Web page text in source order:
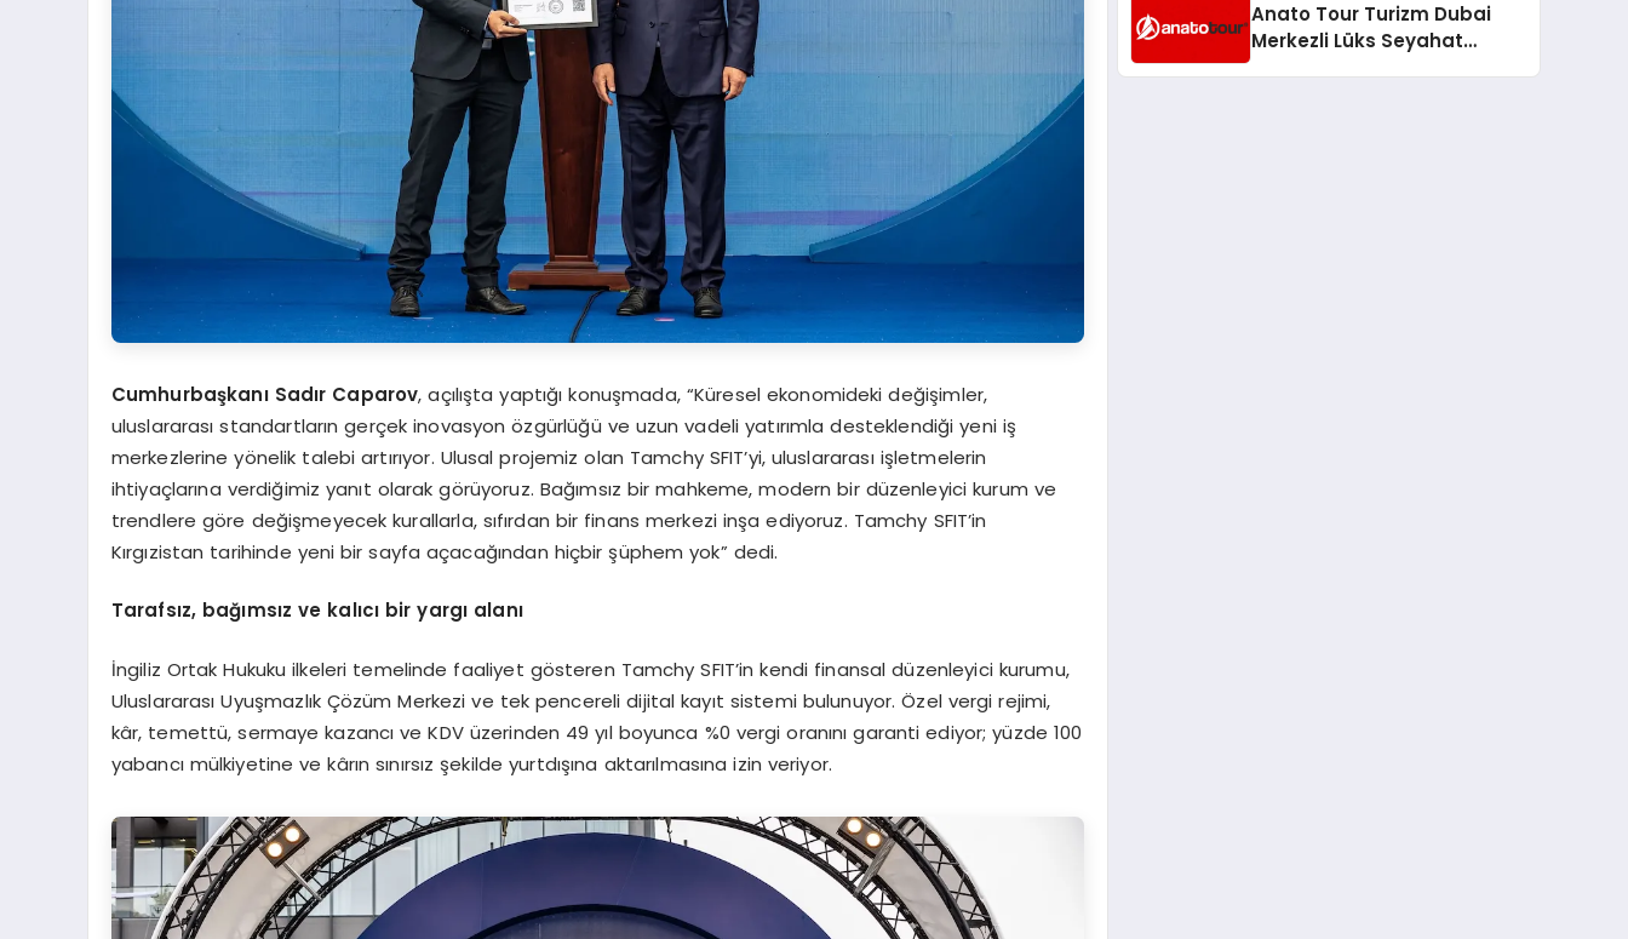
Cumhurbaşkanı Sadır Caparov, açılışta yaptığı konuşmada, “Küresel ekonomideki değişimler,
uluslararası standartların gerçek inovasyon özgürlüğü ve uzun vadeli yatırımla desteklendiği yeni iş
merkezlerine yönelik talebi artırıyor. Ulusal projemiz olan Tamchy SFIT’yi, uluslararası işletmelerin
ihtiyaçlarına verdiğimiz yanıt olarak görüyoruz. Bağımsız bir mahkeme, modern bir düzenleyici kurum ve
trendlere göre değişmeyecek kurallarla, sıfırdan bir finans merkezi inşa ediyoruz. Tamchy SFIT’in
Kırgızistan tarihinde yeni bir sayfa açacağından hiçbir şüphem yok” dedi.
Tarafsız, bağımsız ve kalıcı bir yargı alanı
İngiliz Ortak Hukuku ilkeleri temelinde faaliyet gösteren Tamchy SFIT’in kendi finansal düzenleyici kurumu,
Uluslararası Uyuşmazlık Çözüm Merkezi ve tek pencereli dijital kayıt sistemi bulunuyor. Özel vergi rejimi,
kâr, temettü, sermaye kazancı ve KDV üzerinden 49 yıl boyunca %0 vergi oranını garanti ediyor; yüzde 100
yabancı mülkiyetine ve kârın sınırsız şekilde yurtdışına aktarılmasına izin veriyor.
Anato Tour Turizm Dubai
Merkezli Lüks Seyahat